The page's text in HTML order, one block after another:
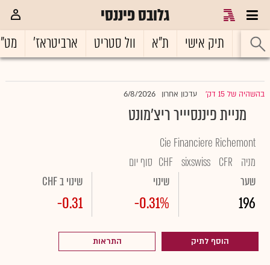
גלובס פיננסי
ראשי תיק אישי ת"א וול סטריט ארביטראז'
בהשהיה של 15 דק' עדכון אחרון 6/8/2026
מניית פיננסיייר ריצ'מונט
Cie Financiere Richemont
מניה
CFR
sixswiss
CHF סוף יום
שער
196
שינוי
-0.31%
שינוי ב CHF
-0.31
הוסף לתיק התראות